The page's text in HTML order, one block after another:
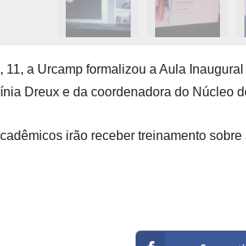
11, a Urcamp formalizou a Aula
Dreux e da coordenadora do Núcleo
irão receber treinamento